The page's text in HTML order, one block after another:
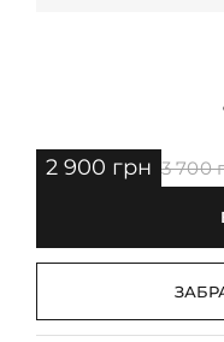
2 900 грн 3 700